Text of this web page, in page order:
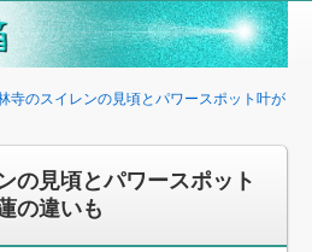
寺のスイレンの見頃とパワースポット叶が
の見頃とパワースポット
の違いも